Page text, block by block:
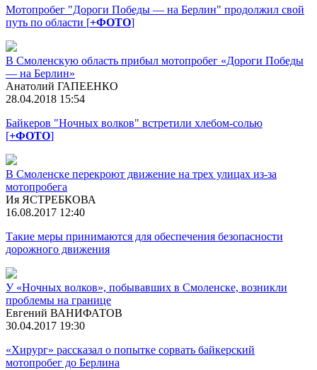
Мотопробег "Дороги Победы — на Берлин" продолжил свой
путь по области [+ФОТО]
В Смоленскую область прибыл мотопробег «Дороги Победы
— на Берлин»
Анатолий ГАПЕЕНКО
28.04.2018 15:54
Байкеров "Ночных волков" встретили хлебом-солью
[+ФОТО]
В Смоленске перекроют движение на трех улицах из-за
мотопробега
Ия ЯСТРЕБКОВА
16.08.2017 12:40
Такие меры принимаются для обеспечения безопасности
дорожного движения
У «Ночных волков», побывавших в Смоленске, возникли
проблемы на границе
Евгений ВАНИФАТОВ
30.04.2017 19:30
«Хирург» рассказал о попытке сорвать байкерский
мотопробег до Берлина